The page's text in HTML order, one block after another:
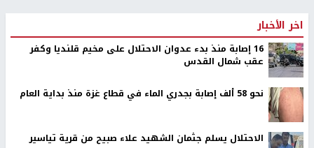
اخر الأخبار
16 إصابة منذ بدء عدوان الاحتلال على مخيم قلنديا وكفر
عقب شمال القدس
نحو 58 ألف إصابة بجدري الماء في قطاع غزة منذ بداية العام
الاحتلال يسلم جثمان الشهيد علاء صبيح من قرية تياسير